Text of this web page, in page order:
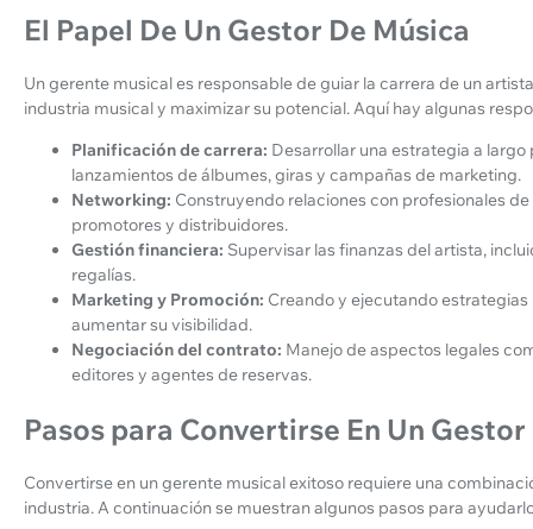
El Papel De Un Gestor De Música
Un gerente musical es responsable de guiar la carrera de un
industria musical y maximizar su potencial. Aquí hay algunas
Planificación de carrera: Desarrollar una estrategia a
lanzamientos de álbumes, giras y campañas de marketing.
Networking: Construyendo relaciones con profesionales
promotores y distribuidores.
Gestión financiera: Supervisar las finanzas del artista,
regalías.
Marketing y Promoción: Creando y ejecutando
aumentar su visibilidad.
Negociación del contrato: Manejo de aspectos legales
editores y agentes de reservas.
Pasos para Convertirse En Un
Convertirse en un gerente musical exitoso requiere una
industria. A continuación se muestran algunos pasos para